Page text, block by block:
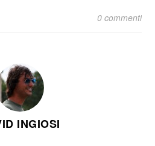
0 commenti
INGIOSI